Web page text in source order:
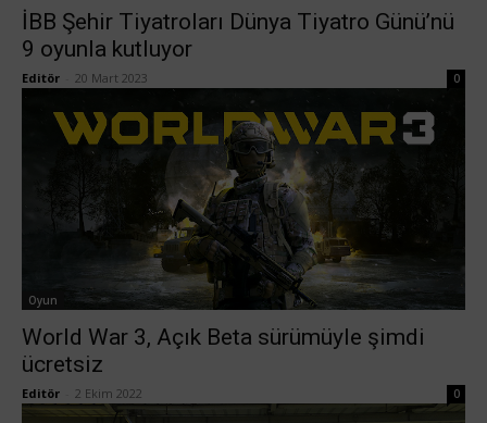
İBB Şehir Tiyatroları Dünya Tiyatro Günü’nü
9 oyunla kutluyor
Editör 20 Mart 2023 0
Oyun
World War 3, Açık Beta sürümüyle şimdi
ücretsiz
Editör 2 Ekim 2022 0